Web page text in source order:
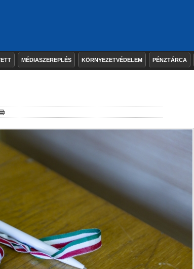
MÉDIASZEREPLÉS KÖRNYEZETVÉDELEM PÉNZTÁRCA